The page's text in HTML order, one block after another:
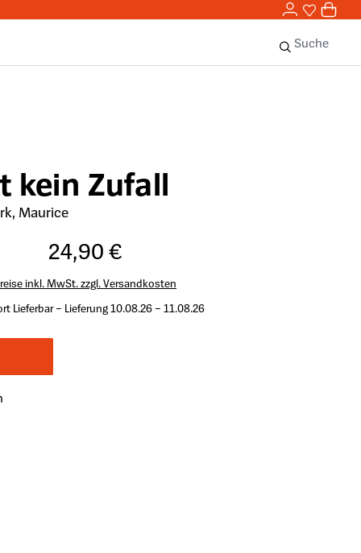
0,00
0
Suche
kein Zufall
Maurice
24,90 €
inkl. MwSt. zzgl. Versandkosten
Lieferbar – Lieferung 10.08.26 – 11.08.26